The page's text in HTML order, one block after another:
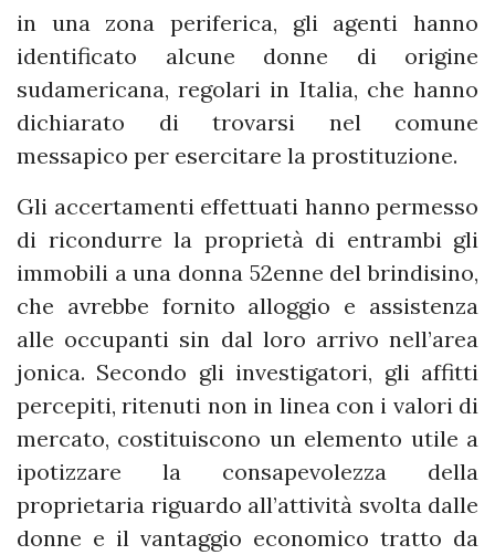
in una zona periferica, gli agenti hanno
identificato alcune donne di origine
sudamericana, regolari in Italia, che hanno
dichiarato di trovarsi nel comune
messapico per esercitare la prostituzione.
Gli accertamenti effettuati hanno permesso
di ricondurre la proprietà di entrambi gli
immobili a una donna 52enne del brindisino,
che avrebbe fornito alloggio e assistenza
alle occupanti sin dal loro arrivo nell’area
jonica. Secondo gli investigatori, gli affitti
percepiti, ritenuti non in linea con i valori di
mercato, costituiscono un elemento utile a
ipotizzare la consapevolezza della
proprietaria riguardo all’attività svolta dalle
donne e il vantaggio economico tratto da